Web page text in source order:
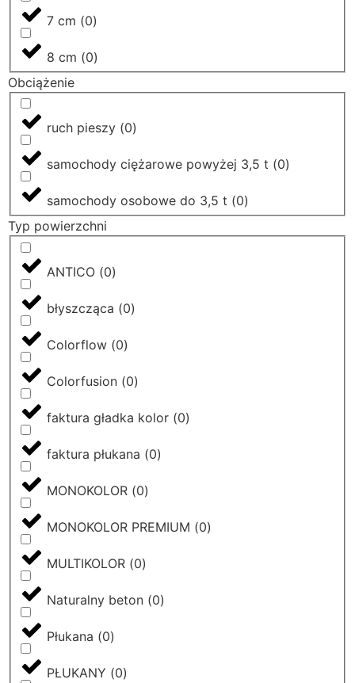
7 cm (0)
8 cm (0)
Obciążenie
ruch pieszy (0)
samochody ciężarowe powyżej 3,5 t (0)
samochody osobowe do 3,5 t (0)
Typ powierzchni
ANTICO (0)
błyszcząca (0)
Colorflow (0)
Colorfusion (0)
faktura gładka kolor (0)
faktura płukana (0)
MONOKOLOR (0)
MONOKOLOR PREMIUM (0)
MULTIKOLOR (0)
Naturalny beton (0)
Płukana (0)
PŁUKANY (0)